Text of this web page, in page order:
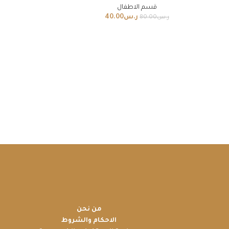
قسم الاطفال
ر.س80.00 ر.س40.00
من نحن
الاحكام والشروط